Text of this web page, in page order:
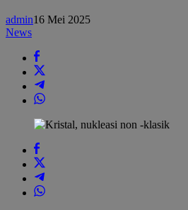
dilihat
admin16 Mei 2025
News